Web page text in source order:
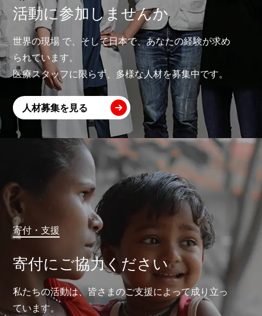
活動に参加しませんか
世界の現場 で、そして日本で、あなたの経験が求め
られています。
医療スタッフに限らず、多様な人材を募集中です。
人材募集を見る
寄付・支援
寄付にご協力ください
私たちの活動は、皆さまのご支援によって成り立っ
ています。